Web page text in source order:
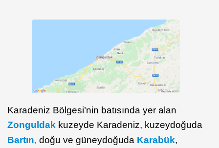
Karadeniz Bölgesi’nin batısında yer alan
Zonguldak kuzeyde Karadeniz, kuzeydoğuda
Bartın, doğu ve güneydoğuda Karabük,